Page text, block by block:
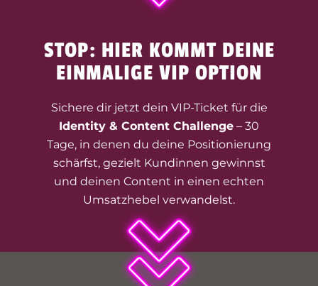
STOP: HIER KOMMT DEINE
EINMALIGE VIP OPTION
Sichere dir jetzt dein VIP-Ticket für die
Identity & Content Challenge – 30
Tage, in denen du deine Positionierung
schärfst, gezielt Kundinnen gewinnst
und deinen Content in einen echten
Umsatzhebel verwandelst.